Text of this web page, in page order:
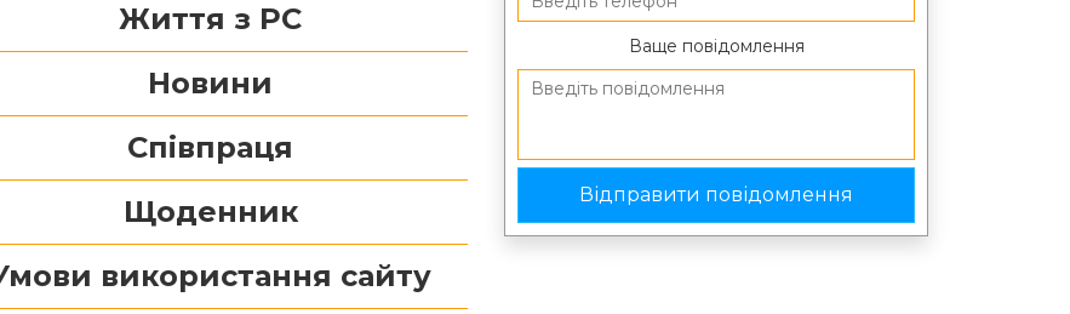
Життя з РС
Новини
Співпраця
Щоденник
використання сайту
Ваще повідомлення